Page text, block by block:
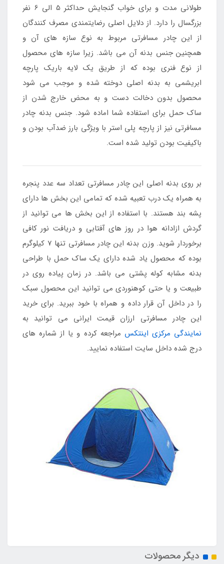
طولانی مدت و برای خواب گنجایش حداکثر 5 الی 6 نفر
بزرگسال را دارد. از دلایل اصلی رضایتمندی مصرف کنندگان
از این چادر مسافرتی مربوط به نوع سازه های آن و
همچنین جنس بدنه آن می باشد. زیرا سازه های محصول
از نوع فنری بوده که از طریق یک لایه باریک پارچه
ابریشمی به بدنه اصلی دوخته شده و موجب می شود
محصول بدون دخالت دست و به محض خارج شدن از
ساک حمل برای استفاده شما اماده شود. جنس بدنه چادر
مسافرتی نیز از پارچه پلی استر با ویژگی بارز ضدآب بودن و
باکیفیت بودن تولید شده است.
بر روی بدنه اصلی این چادر مسافرتی تعداد سه عدد پنجره
به همراه یک درب تعبیه شده که تمامی این بخش ها دارای
پشه بند هستند. با استفاده از این بخش ها می توانید از
گردش ازادانه هوا در روز های آفتابی و دریافت نور کافی
برخوردار شوید. وزن بدنه این چادر مسافرتی تنها 7 کیلوگرم
بوده که محصول یاد شده دارای یک ساک حمل با طراحی
بدنه مشابه کوله پشتی می باشد. در زمان پیاده روی در
طبیعت و یا حتی کوهنوردی می توانید این محصول سبک
را در داخل آن قرار داده و همراه با خود ببرید. برای خرید
این چادر مسافرتی ارزان قیمت ایرانی می توانید به
نمایندگی مرکزی اینتکس مراجعه کرده و یا از شماره های
درج شده داخل سایت استفاده نمایید.
دیگر محصولات